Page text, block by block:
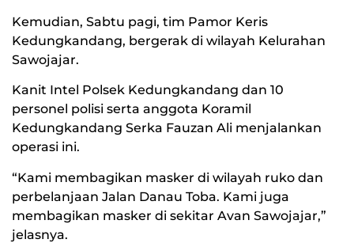
Kemudian, Sabtu pagi, tim Pamor Keris
Kedungkandang, bergerak di wilayah Kelurahan
Sawojajar.
Kanit Intel Polsek Kedungkandang dan 10
personel polisi serta anggota Koramil
Kedungkandang Serka Fauzan Ali menjalankan
operasi ini.
“Kami membagikan masker di wilayah ruko dan
perbelanjaan Jalan Danau Toba. Kami juga
membagikan masker di sekitar Avan Sawojajar,”
jelasnya.